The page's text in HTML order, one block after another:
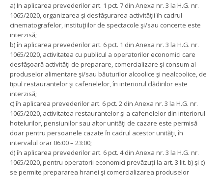
a) In aplicarea prevederilor art. 1 pct. 7 din Anexa nr. 3 la H.G. nr.
1065/2020, organizarea şi desfăşurarea activităţii în cadrul
cinematografelor, instituţiilor de spectacole şi/sau concerte este
interzisă;
b) în aplicarea prevederilor art. 6 pct. 1 din Anexa nr. 3 la H.G. nr.
1065/2020, activitatea cu publicul a operatorilor economici care
desfăşoară activităţi de preparare, comercializare şi consum al
produselor alimentare şi/sau băuturilor alcoolice şi nealcoolice, de
tipul restaurantelor şi cafenelelor, în interiorul clădirilor este
interzisă;
c) în aplicarea prevederilor art. 6 pct. 2 din Anexa nr. 3 la H.G. nr.
1065/2020, activitatea restaurantelor şi a cafenelelor din interiorul
hotelurilor, pensiunilor sau altor unităţi de cazare este permisă
doar pentru persoanele cazate în cadrul acestor unităţi, în
intervalul orar 06:00 – 23:00;
d) în aplicarea prevederilor art. 6 pct. 4 din Anexa nr. 3 la H.G. nr.
1065/2020, pentru operatorii economici prevăzuţi la art. 3 lit. b) şi c)
se permite prepararea hranei şi comercializarea produselor